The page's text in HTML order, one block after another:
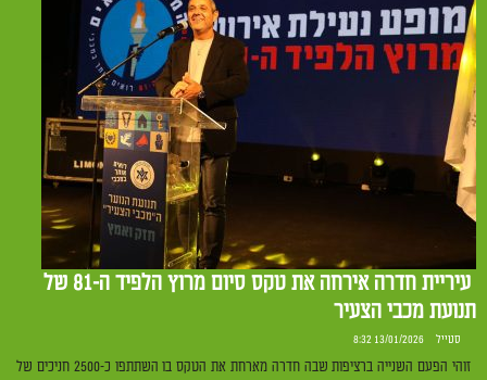
עיריית חדרה אירחה את טקס סיום מרוץ הלפיד ה-81 של
תנועת מכבי הצעיר
סטייל 13/01/2026 8:32
זוהי הפעם השנייה ברציפות שבה חדרה מארחת את הטקס בו השתתפו כ-2500 חניכים של